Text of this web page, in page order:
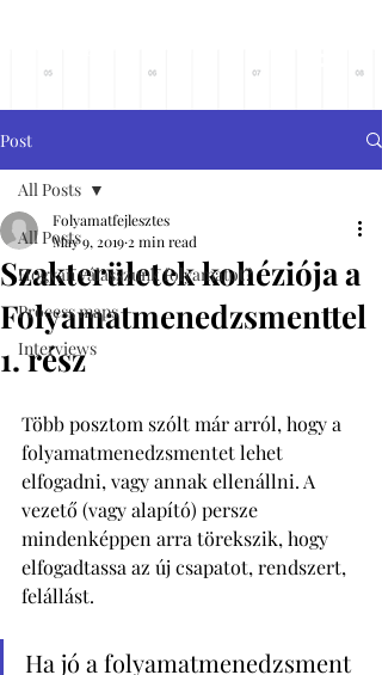
Post
All Posts
Hogyan válasszunk folyamatot?
Process maps
Interviews
All Posts
Szakterületek kohéziója a
Folyamatmenedzsmenttel
1. rész
Folyamatfejlesztes
May 9, 2019 2 min read
Több posztom szólt már arról, hogy a
folyamatmenedzsmentet lehet
elfogadni, vagy annak ellenállni. A
vezető (vagy alapító) persze
mindenképpen arra törekszik, hogy
elfogadtassa az új csapatot, rendszert,
felállást.
Ha jó a folyamatmenedzsment